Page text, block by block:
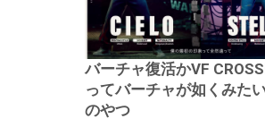
バーチャ復活かVF
ってバーチャが如くみた
のやつ